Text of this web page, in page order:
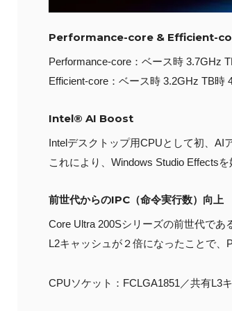
Performance-core & Efficient-
Performance-core：ベース時 3.7GHz
Efficient-core：ベース時 3.2GHz TB時
Intel® AI Boost
Intelデスクトップ用CPUとして初、AI
これにより、Windows Studio Effects
前世代からのIPC（命令実行数）向上
Core Ultra 200Sシリーズの前世代であ
L2キャッシュが２倍になったことで、
CPUソケット：FCLGA1851／共有L3